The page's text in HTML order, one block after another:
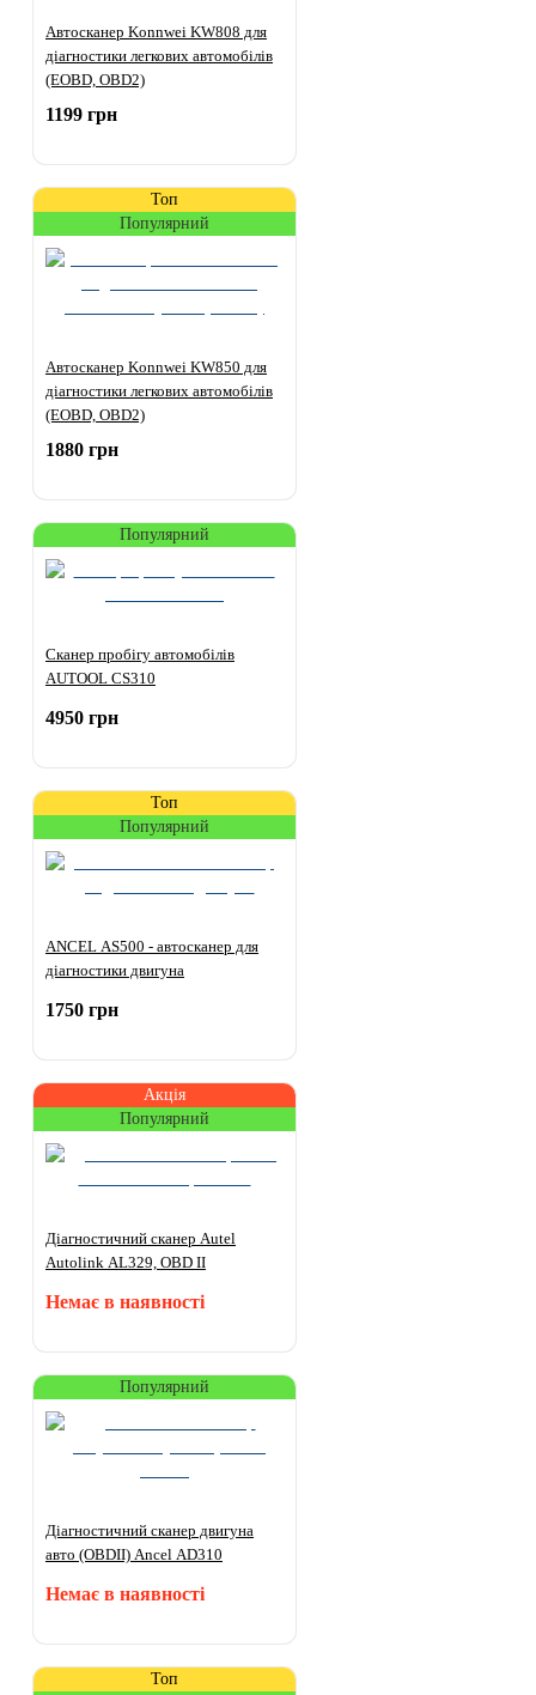
Автосканер Konnwei KW808 для
діагностики легкових автомобілів
(EOBD, OBD2)
1199 грн
Топ
Популярний
Автосканер Konnwei KW850 для
діагностики легкових автомобілів
(EOBD, OBD2)
1880 грн
Популярний
Сканер пробігу автомобілів
AUTOOL CS310
4950 грн
Топ
Популярний
ANCEL AS500 - автосканер для
діагностики двигуна
1750 грн
Акція
Популярний
Діагностичний сканер Autel
Autolink AL329, OBD II
Немає в наявності
Популярний
Діагностичний сканер двигуна
авто (OBDII) Ancel AD310
Немає в наявності
Топ